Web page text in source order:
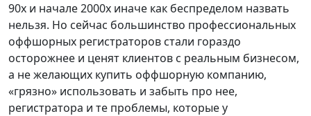
90х и начале 2000х иначе как беспределом назвать
нельзя. Но сейчас большинство профессиональных
оффшорных регистраторов стали гораздо
осторожнее и ценят клиентов с реальным бизнесом,
а не желающих купить оффшорную компанию,
«грязно» использовать и забыть про нее,
регистратора и те проблемы, которые у